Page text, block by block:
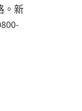
。新